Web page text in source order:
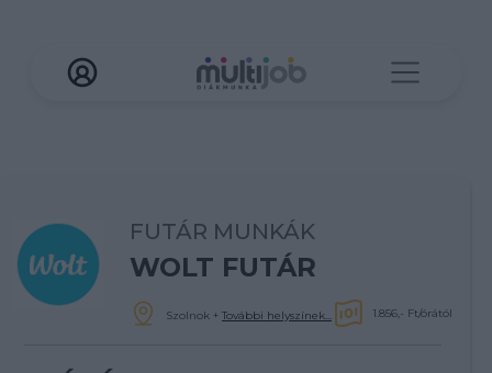
FUTÁR MUNKÁK
WOLT FUTÁR
Szolnok + További helyszínek... 1.856,- Ft/órától